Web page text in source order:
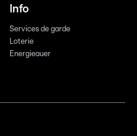
Info
Services de garde
Loterie
Energieauer